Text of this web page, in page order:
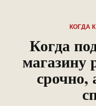
КОГДА
Когда
магазину
срочно,